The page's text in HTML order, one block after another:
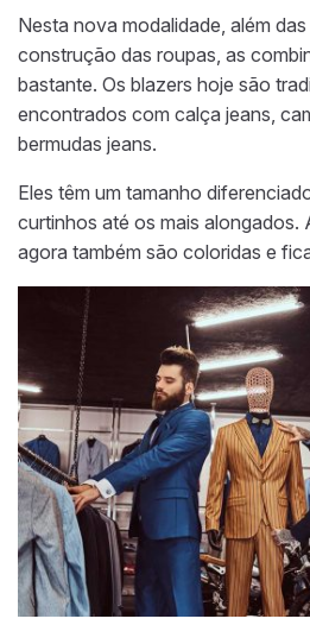
Nesta nova modalidade, além
construção das roupas, as
bastante. Os blazers hoje são
encontrados com calça jeans,
bermudas jeans.
Eles têm um tamanho
curtinhos até os mais alongados.
agora também são coloridas e